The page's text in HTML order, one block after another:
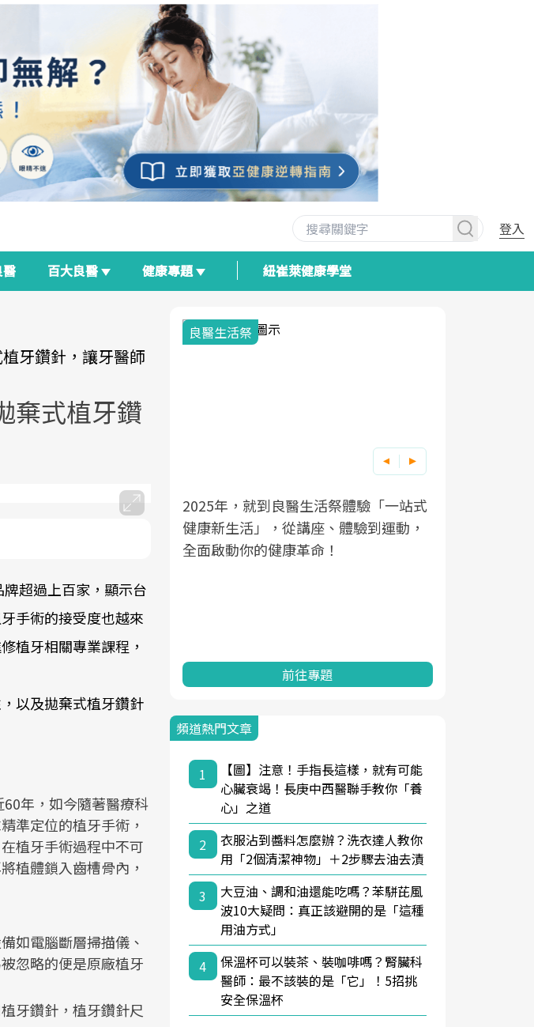
登入
百大良醫 健康專題 紐崔萊健康學堂
牙鑽針，讓牙醫師
棄式植牙鑽
超過上百家，顯示台
手術的接受度也越來
植牙相關專業課程，
以及拋棄式植牙鑽針
年，如今隨著醫療科
準定位的植牙手術，
植牙手術過程中不可
植體鎖入齒槽骨內，
如電腦斷層掃描儀、
忽略的便是原廠植牙
牙鑽針，植牙鑽針尺
的浪潮，台灣正在快速
然而，健檢不只是醫
是民眾了解自身健康
管理的重要起點。
良醫生活祭
2025年，就到良醫生活祭體驗「一站式
健康新生活」，從講座、體驗到運動，
全面啟動你的健康革命！
前往專題
頻道熱門文章
1
【圖】注意！手指長這樣，就有可能
心臟衰竭！長庚中西醫聯手教你「養
心」之道
2
衣服沾到醬料怎麼辦？洗衣達人教你
用「2個清潔神物」＋2步驟去油去漬
3
大豆油、調和油還能吃嗎？苯駢芘風
波10大疑問：真正該避開的是「這種
用油方式」
4
保溫杯可以裝茶、裝咖啡嗎？腎臟科
醫師：最不該裝的是「它」！5招挑
安全保溫杯